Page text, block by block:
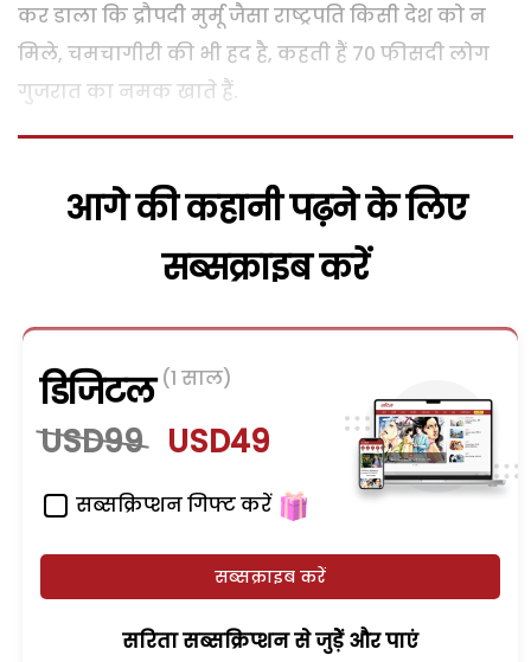
कर डाला कि द्रौपदी मुर्मू जैसा राष्ट्रपति किसी देश को न
मिले, चमचागीरी की भी हद है, कहती हैं 70 फीसदी लोग
गुजरात का नमक खाते हैं.
आगे की कहानी पढ़ने के लिए
सब्सक्राइब करें
डिजिटल (1 साल)
USD99 USD49
सब्सक्रिप्शन गिफ्ट करें
सब्सक्राइब करें
सरिता सब्सक्रिप्शन से जुड़ेें और पाएं